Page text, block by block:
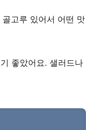
고루 있어서 어떤 맛
좋았어요. 샐러드나